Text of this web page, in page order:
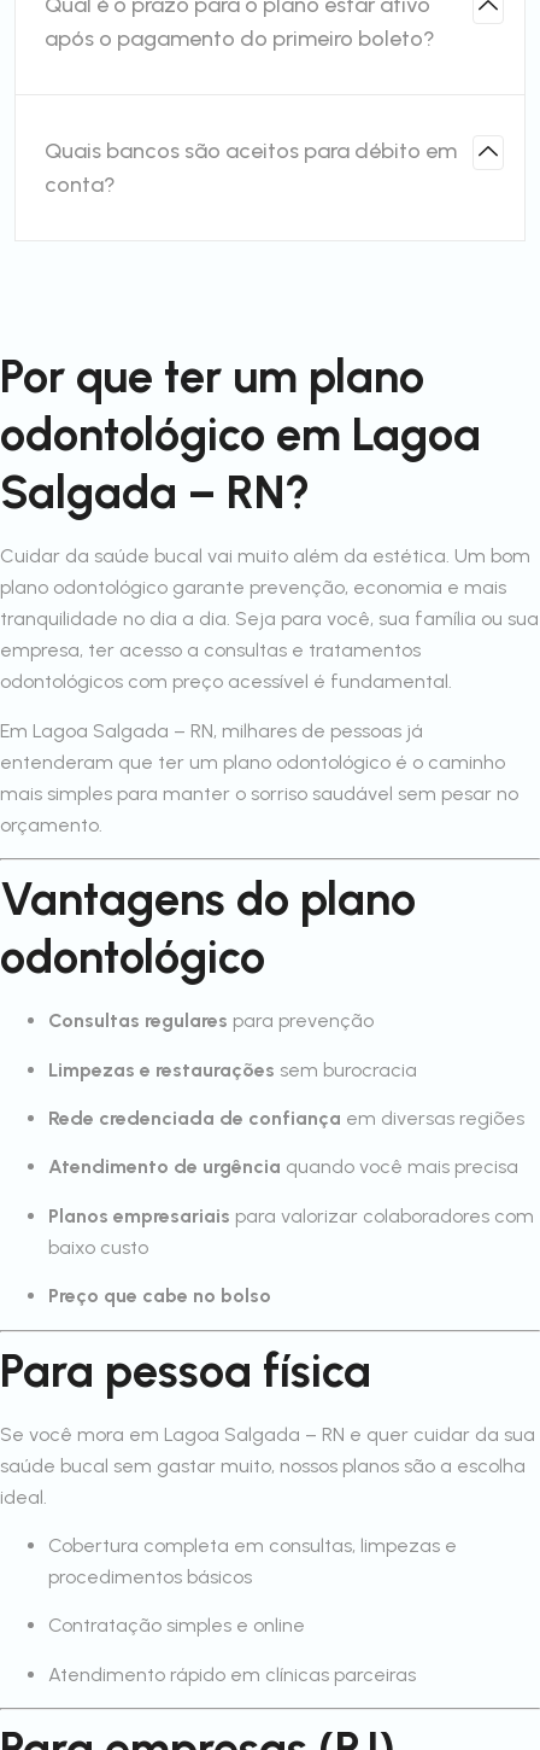
Qual é o prazo para o plano estar ativo
após o pagamento do primeiro boleto?
Quais bancos são aceitos para débito em
conta?
Por que ter um plano
odontológico em Lagoa
Salgada – RN?
Cuidar da saúde bucal vai muito além da estética. Um bom
plano odontológico garante prevenção, economia e mais
tranquilidade no dia a dia. Seja para você, sua família ou sua
empresa, ter acesso a consultas e tratamentos
odontológicos com preço acessível é fundamental.
Em Lagoa Salgada – RN, milhares de pessoas já
entenderam que ter um plano odontológico é o caminho
mais simples para manter o sorriso saudável sem pesar no
orçamento.
Vantagens do plano
odontológico
Consultas regulares para prevenção
Limpezas e restaurações sem burocracia
Rede credenciada de confiança em diversas regiões
Atendimento de urgência quando você mais precisa
Planos empresariais para valorizar colaboradores com
baixo custo
Preço que cabe no bolso
Para pessoa física
Se você mora em Lagoa Salgada – RN e quer cuidar da sua
saúde bucal sem gastar muito, nossos planos são a escolha
ideal.
Cobertura completa em consultas, limpezas e
procedimentos básicos
Contratação simples e online
Atendimento rápido em clínicas parceiras